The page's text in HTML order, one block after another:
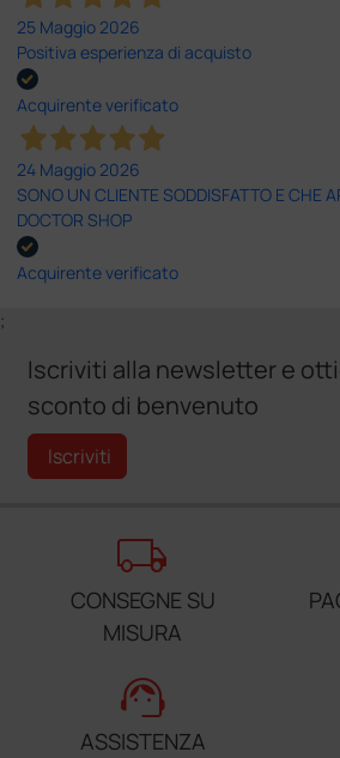
25 Maggio 2026
Positiva esperienza di acquisto
Acquirente verificato
24 Maggio 2026
SONO UN CLIENTE SODDISFATTO E CHE
DOCTOR SHOP
Acquirente verificato
;
Iscriviti alla newsletter e
sconto di benvenuto
Iscriviti
local_shipping
CONSEGNE SU
MISURA
support_agent
ASSISTENZA